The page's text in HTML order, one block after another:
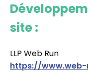
site :
LLP Web Run
https://www.web-